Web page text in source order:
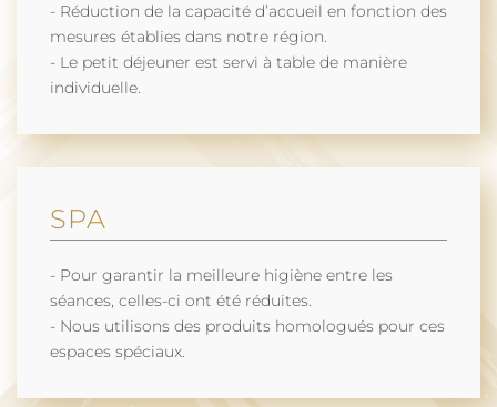
- Réduction de la capacité d’accueil en fonction des
mesures établies dans notre région.
- Le petit déjeuner est servi à table de manière
individuelle.
SPA
- Pour garantir la meilleure higiène entre les
séances, celles-ci ont été réduites.
- Nous utilisons des produits homologués pour ces
espaces spéciaux.